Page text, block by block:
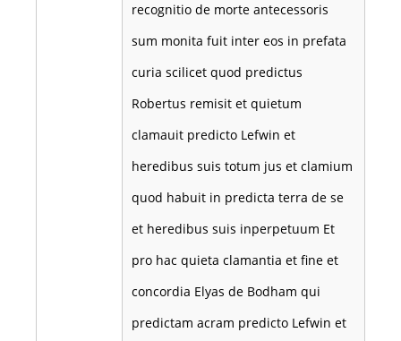
recognitio de morte antecessoris
sum monita fuit inter eos in prefata
curia scilicet quod predictus
Robertus remisit et quietum
clamauit predicto Lefwin et
heredibus suis totum jus et clamium
quod habuit in predicta terra de se
et heredibus suis inperpetuum Et
pro hac quieta clamantia et fine et
concordia Elyas de Bodham qui
predictam acram predicto Lefwin et